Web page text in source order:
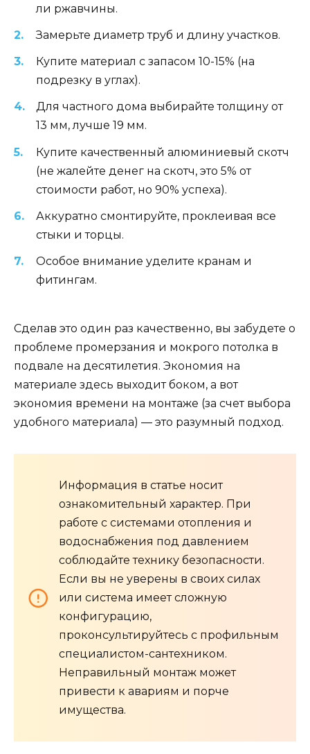
ли ржавчины.
Замерьте диаметр труб и длину участков.
Купите материал с запасом 10-15% (на
подрезку в углах).
Для частного дома выбирайте толщину от
13 мм, лучше 19 мм.
Купите качественный алюминиевый скотч
(не жалейте денег на скотч, это 5% от
стоимости работ, но 90% успеха).
Аккуратно смонтируйте, проклеивая все
стыки и торцы.
Особое внимание уделите кранам и
фитингам.
Сделав это один раз качественно, вы забудете о
проблеме промерзания и мокрого потолка в
подвале на десятилетия. Экономия на
материале здесь выходит боком, а вот
экономия времени на монтаже (за счет выбора
удобного материала) — это разумный подход.
Информация в статье носит
ознакомительный характер. При
работе с системами отопления и
водоснабжения под давлением
соблюдайте технику безопасности.
Если вы не уверены в своих силах
или система имеет сложную
конфигурацию,
проконсультируйтесь с профильным
специалистом-сантехником.
Неправильный монтаж может
привести к авариям и порче
имущества.